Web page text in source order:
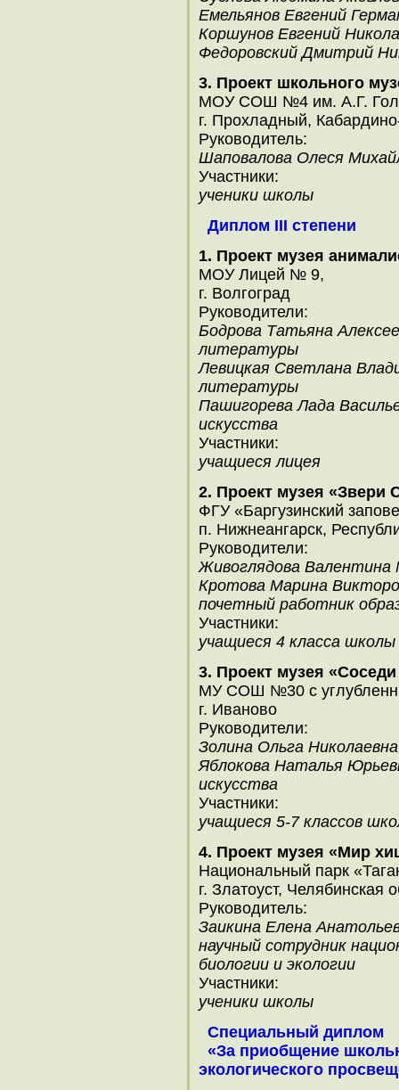
Емельянов Евгений
Коршунов Евгений
Федоровский Дмитрий
3. Проект школьного
МОУ СОШ №4 им. А.Г.
г. Прохладный,
Руководитель:
Шаповалова Олеся
Участники:
ученики школы
Диплом III степени
1. Проект музея
МОУ Лицей № 9,
г. Волгоград
Руководители:
Бодрова Татьяна
литературы
Левицкая Светлана
литературы
Пашигорева Лада
искусства
Участники:
учащиеся лицея
2. Проект музея «Звери
ФГУ «Баргузинский
п. Нижнеангарск,
Руководители:
Живоглядова Валентина
Кротова Марина
почетный работник
Участники:
учащиеся 4 класса школы
3. Проект музея
МУ СОШ №30 с
г. Иваново
Руководители:
Золина Ольга
Яблокова Наталья
искусства
Участники:
учащиеся 5-7 классов
4. Проект музея «Мир
Национальный парк
г. Златоуст, Челябинская
Руководитель:
Заикина Елена
научный сотрудник
биологии и экологии
Участники:
ученики школы
Специальный диплом
«За приобщение
экологического